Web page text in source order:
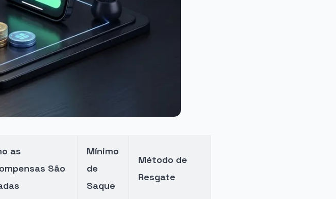
as
São
Mínimo
de
Saque
Método de
Resgate